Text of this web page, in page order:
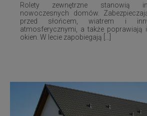
Rolety zewnętrzne stanowią
nowoczesnych domów.
przed słońcem, wiatrem i
atmosferycznymi, a także poprawiają
okien. W lecie zapobiegają [...]